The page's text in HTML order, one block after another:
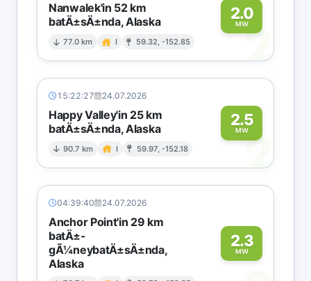
Nanwalek'in 52 km
batÄ±sÄ±nda, Alaska
77.0 km I 59.32, -152.85
2.0
MW2
15:22:27 24.07.2026
Happy Valley'in 25 km
batÄ±sÄ±nda, Alaska
90.7 km I 59.97, -152.18
2.5
MW2
04:39:40 24.07.2026
Anchor Point'in 29 km
batÄ±-
gÃ¼neybatÄ±sÄ±nda,
Alaska
2.3
MW